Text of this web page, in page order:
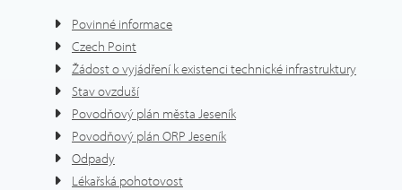
Povinné informace
Czech Point
Žádost o vyjádření k existenci technické infrastruktury
Stav ovzduší
Povodňový plán města Jeseník
Povodňový plán ORP Jeseník
Odpady
Lékařská pohotovost